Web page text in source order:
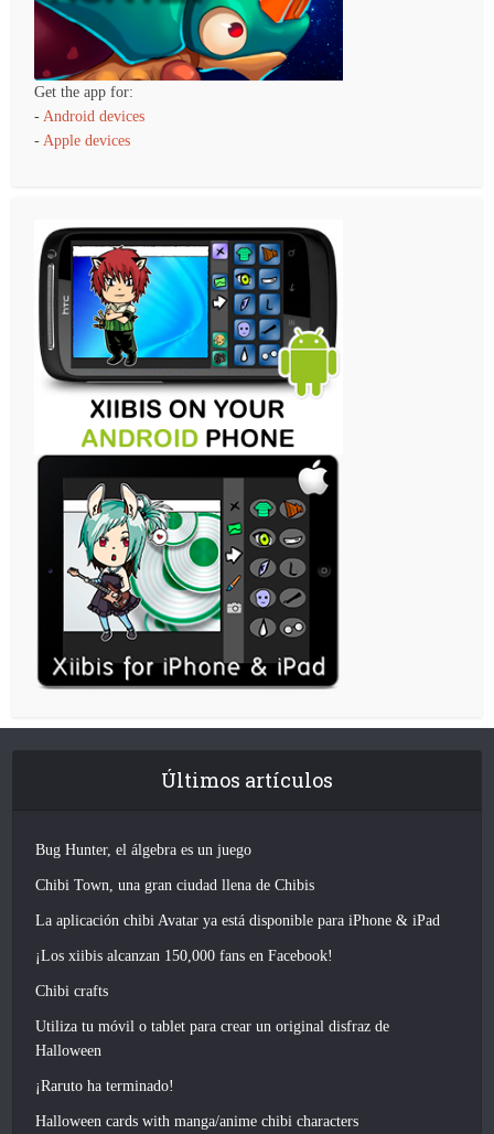
Get the app for:
-Android devices
-Apple devices
Últimos artículos
Bug Hunter, el álgebra es un juego
Chibi Town, una gran ciudad llena de Chibis
La aplicación chibi Avatar ya está disponible para iPhone & iPad
¡Los xiibis alcanzan 150,000 fans en Facebook!
Chibi crafts
Utiliza tu móvil o tablet para crear un original disfraz de
Halloween
¡Raruto ha terminado!
Halloween cards with manga/anime chibi characters